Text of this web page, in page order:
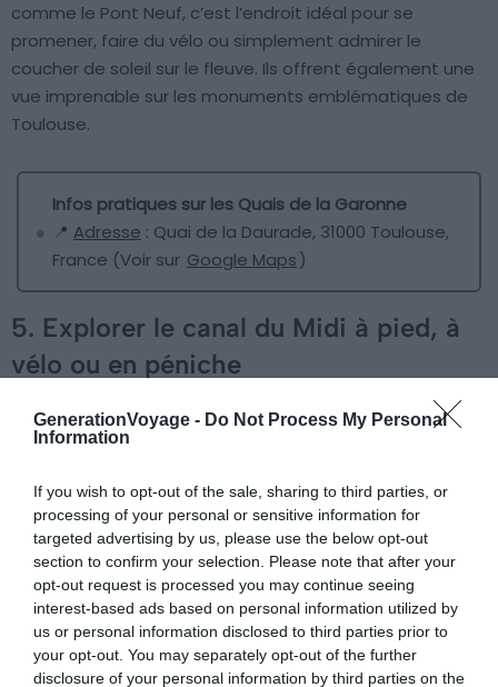
GenerationVoyage - Do Not Process My Personal
Information
If you wish to opt-out of the sale, sharing to third parties, or
processing of your personal or sensitive information for
targeted advertising by us, please use the below opt-out
section to confirm your selection. Please note that after your
opt-out request is processed you may continue seeing
interest-based ads based on personal information utilized by
us or personal information disclosed to third parties prior to
your opt-out. You may separately opt-out of the further
disclosure of your personal information by third parties on the
comme le Pont Neuf, c’est l’endroit idéal pour se
promener, faire du vélo ou simplement admirer le
coucher de soleil sur le fleuve. Ils offrent également une
vue imprenable sur les monuments emblématiques de
Toulouse.
Infos pratiques sur les Quais de la Garonne
📍 Adresse : Quai de la Daurade, 31000 Toulouse,
France (Voir sur Google Maps)
5. Explorer le canal du Midi à pied, à
vélo ou en péniche